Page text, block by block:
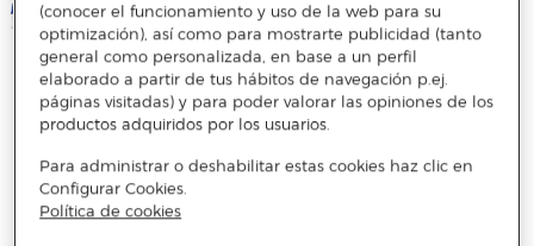
(conocer el funcionamiento y uso de la web para su
optimización), así como para mostrarte publicidad (tanto
general como personalizada, en base a un perfil
elaborado a partir de tus hábitos de navegación p.ej.
páginas visitadas) y para poder valorar las opiniones de los
productos adquiridos por los usuarios.
Para administrar o deshabilitar estas cookies haz clic en
Configurar Cookies.
Política de cookies